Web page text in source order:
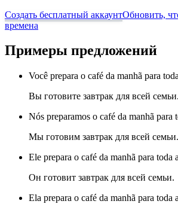
Создать бесплатный аккаунтОбновить,
времена
Примеры предложений
Você prepara o café da manhã para
Вы готовите завтрак для всей семьи.
Nós preparamos o café da manhã para
Мы готовим завтрак для всей семьи.
Ele prepara o café da manhã para toda
Он готовит завтрак для всей семьи.
Ela prepara o café da manhã para toda